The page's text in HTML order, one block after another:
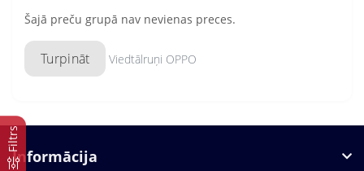
Filtrs
Šajā preču grupā nav nevienas preces.
Turpināt Viedtālruņi OPPO
Informācija